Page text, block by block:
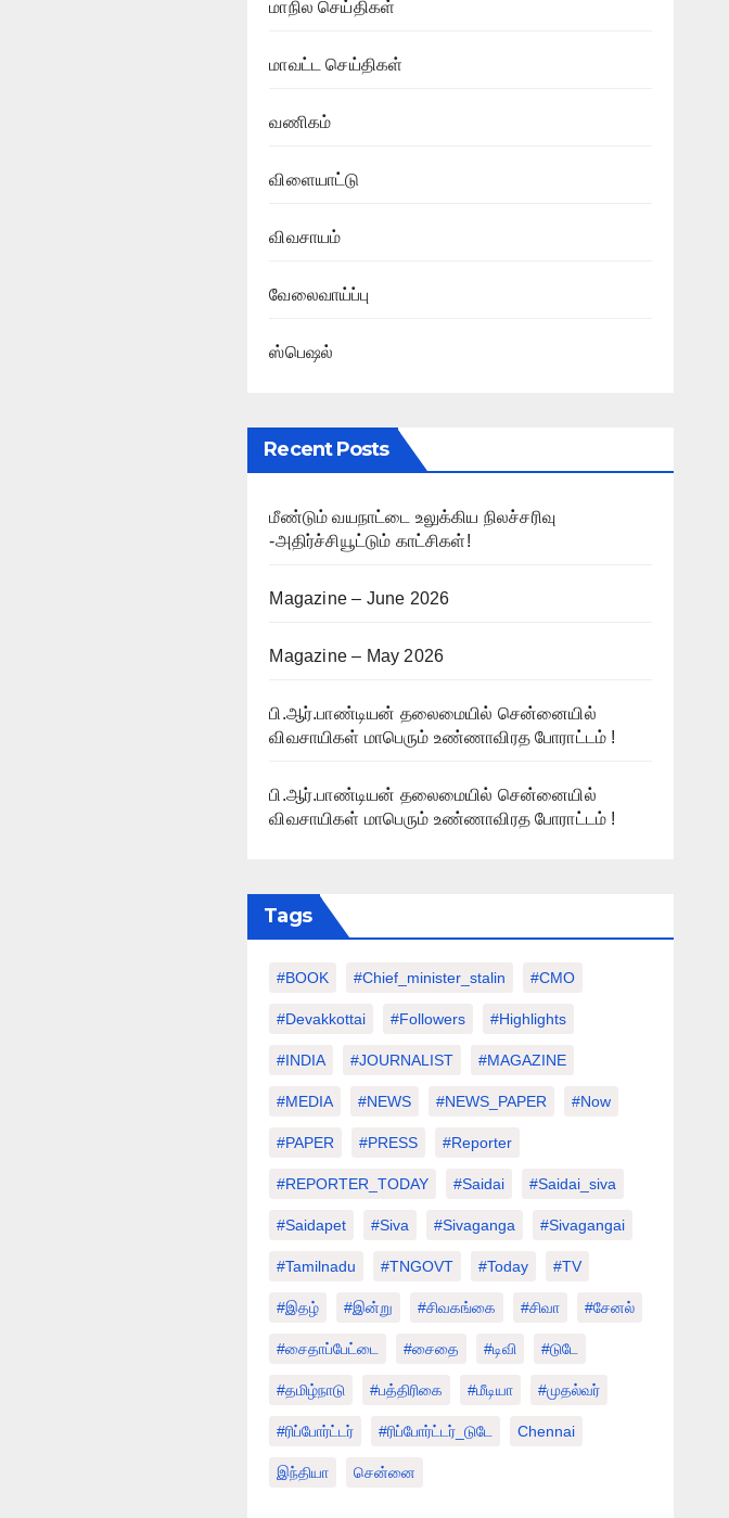
மாநில செய்திகள்
மாவட்ட செய்திகள்
வணிகம்
விளையாட்டு
விவசாயம்
வேலைவாய்ப்பு
ஸ்பெஷல்
Recent Posts
மீண்டும் வயநாட்டை உலுக்கிய நிலச்சரிவு
-அதிர்ச்சியூட்டும் காட்சிகள்!
Magazine – June 2026
Magazine – May 2026
பி.ஆர்.பாண்டியன் தலைமையில் சென்னையில்
விவசாயிகள் மாபெரும் உண்ணாவிரத போராட்டம் !
பி.ஆர்.பாண்டியன் தலைமையில் சென்னையில்
விவசாயிகள் மாபெரும் உண்ணாவிரத போராட்டம் !
Tags
#BOOK #chief_minister_stalin #CMO
#devakkottai #followers #highlights
#INDIA #JOURNALIST #MAGAZINE
#MEDIA #NEWS #NEWS_PAPER #Now
#PAPER #PRESS #Reporter
#REPORTER_TODAY #saidai #saidai_siva
#saidapet #Siva #Sivaganga #sivagangai
#tamilnadu #TNGOVT #today #TV
#இதழ் #இன்று #சிவகங்கை #சிவா #சேனல்
#சைதாப்பேட்டை #சைதை #டிவி #டுடே
#தமிழ்நாடு #பத்திரிகை #மீடியா #முதல்வர்
#ரிப்போர்ட்டர் #ரிப்போர்ட்டர்_டுடே Chennai
இந்தியா சென்னை